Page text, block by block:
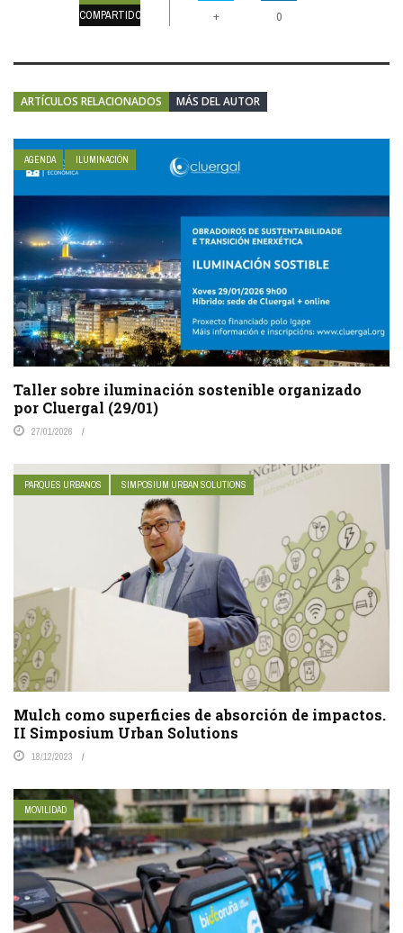
COMPARTIDO + 0
ARTÍCULOS RELACIONADOS MÁS DEL AUTOR
AGENDA ILUMINACIÓN
Taller sobre iluminación sostenible organizado
por Cluergal (29/01)
27/01/2026
PARQUES URBANOS SIMPOSIUM URBAN SOLUTIONS
Mulch como superficies de absorción de impactos.
II Simposium Urban Solutions
18/12/2023
MOVILIDAD